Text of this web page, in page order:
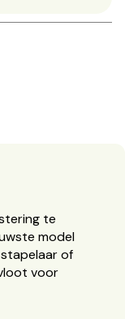
te
model
of
voor